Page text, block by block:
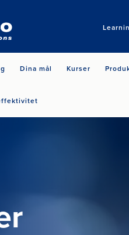
Dina mål Kurser